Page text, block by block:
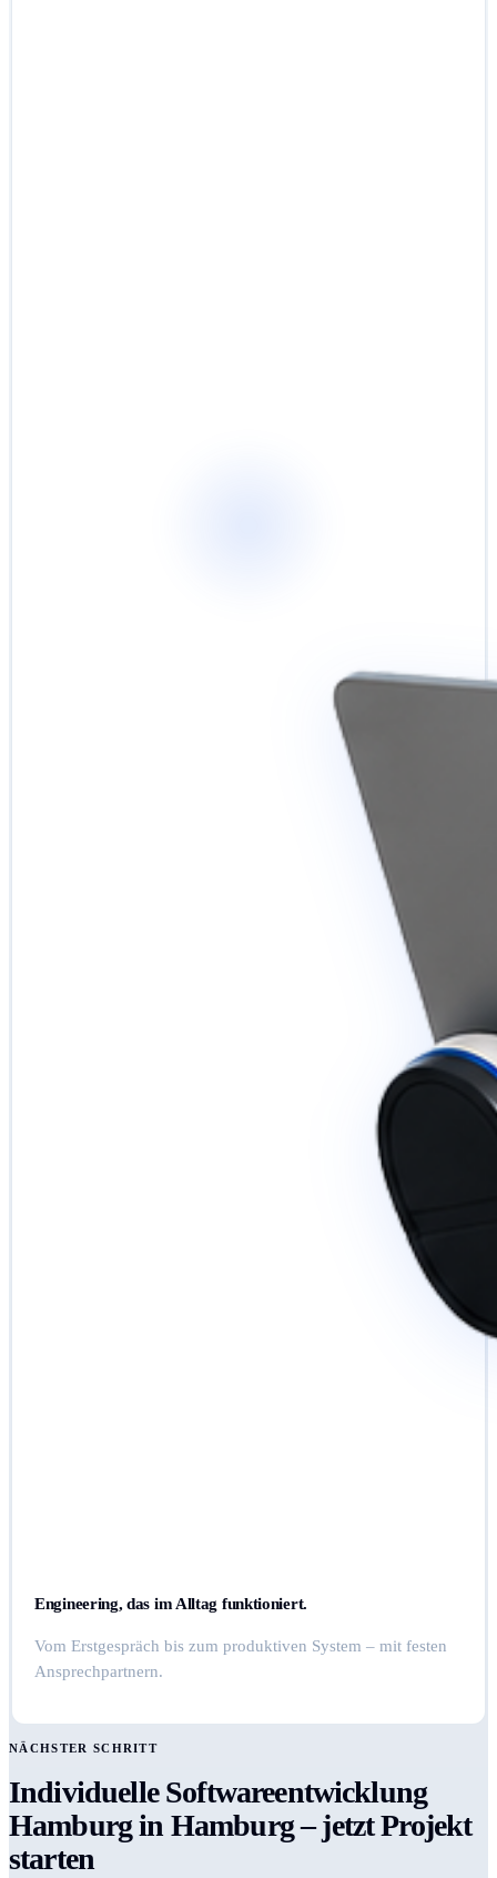
Engineering, das im Alltag funktioniert.
Vom Erstgespräch bis zum produktiven System – mit festen
Ansprechpartnern.
NÄCHSTER SCHRITT
Individuelle Softwareentwicklung
Hamburg in Hamburg – jetzt Projekt
starten